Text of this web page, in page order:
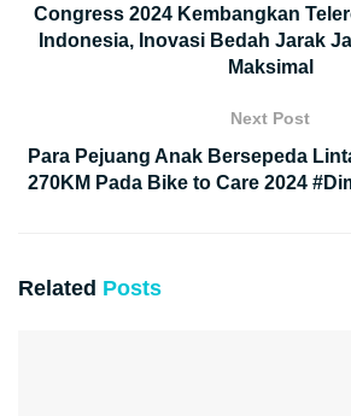
Congress 2024 Kembangkan
Indonesia, Inovasi Bedah Jarak
Maksimal
Next Post
Para Pejuang Anak Bersepeda
270KM Pada Bike to Care 2024
Related Posts